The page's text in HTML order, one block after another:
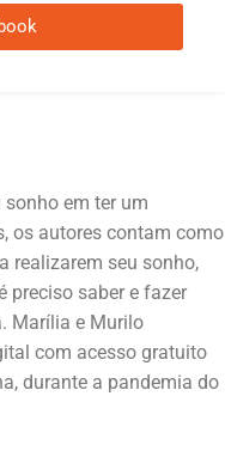
em ter um
os autores contam como
realizarem seu sonho,
preciso saber e fazer
Marília e Murilo
com acesso gratuito
durante a pandemia do